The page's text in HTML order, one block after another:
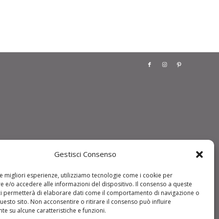
Gestisci Consenso
migliori esperienze, utilizziamo tecnologie come i cookie per
e/o accedere alle informazioni del dispositivo. Il consenso a queste
permetterà di elaborare dati come il comportamento di navigazione o
sito. Non acconsentire o ritirare il consenso può influire
su alcune caratteristiche e funzioni.